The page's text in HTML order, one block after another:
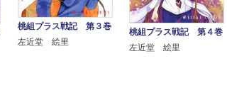
桃組プラス戦記 第３巻
左近堂 絵里
桃組プラス戦記 第４巻
左近堂 絵里